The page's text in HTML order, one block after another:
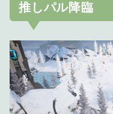
推しパル降臨